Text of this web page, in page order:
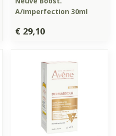
A/imperfection 30ml
€ 29,10